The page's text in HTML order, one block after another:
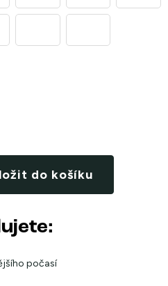
do košíku
počasí